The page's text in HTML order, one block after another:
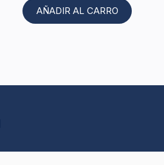
AÑADIR AL CARRO